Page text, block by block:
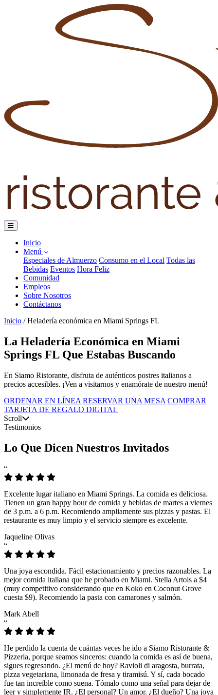
Inicio
Menú
Especiales de Almuerzo Consumo en el Local Todas las
Bebidas Eventos Hora Feliz
Comunidad
Empleos
Sobre Nosotros
Contáctanos
Inicio / Heladería económica en Miami Springs FL
La Heladería Económica en Miami
Springs FL Que Estabas Buscando
En Siamo Ristorante, disfruta de auténticos postres italianos a
precios accesibles. ¡Ven a visitarnos y enamórate de nuestro menú!
ORDENAR EN LÍNEA RESERVAR UNA MESA COMPRAR
TARJETA DE REGALO DIGITAL
Scroll
Testimonios
Lo Que Dicen Nuestros Invitados
“
Excelente lugar italiano en Miami Springs. La comida es deliciosa.
Tienen un gran happy hour de comida y bebidas de martes a viernes
de 3 p.m. a 6 p.m. Recomiendo ampliamente sus pizzas y pastas. El
restaurante es muy limpio y el servicio siempre es excelente.
Jaqueline Olivas
“
Una joya escondida. Fácil estacionamiento y precios razonables. La
mejor comida italiana que he probado en Miami. Stella Artois a $4
(muy competitivo considerando que en Koko en Coconut Grove
cuesta $9). Recomiendo la pasta con camarones y salmón.
Mark Abell
“
He perdido la cuenta de cuántas veces he ido a Siamo Ristorante &
Pizzeria, porque seamos sinceros: cuando la comida es así de buena,
sigues regresando. ¿El menú de hoy? Ravioli di aragosta, burrata,
pizza vegetariana, limonada de fresa y tiramisú. Y sí, cada bocado
fue tan increíble como suena. Tómalo como una señal para dejar de
leer y simplemente IR. ¿El personal? Un amor. ¿El dueño? Una joya